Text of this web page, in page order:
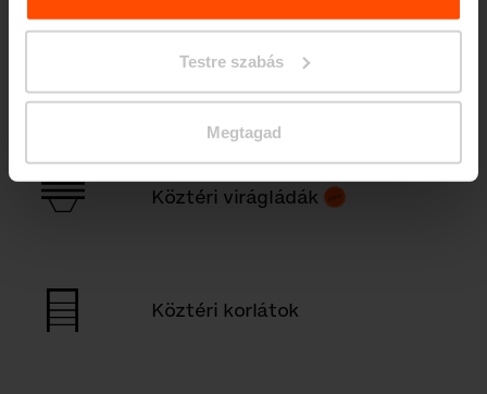
Testre szabás
Megtagad
Köztéri virágládák
Köztéri korlátok